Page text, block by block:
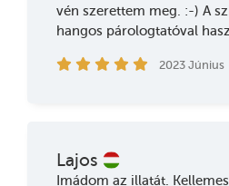
vén szerettem meg. :-) A
hangos párologtatóval
2023 Június
Lajos
Imádom az illatát.